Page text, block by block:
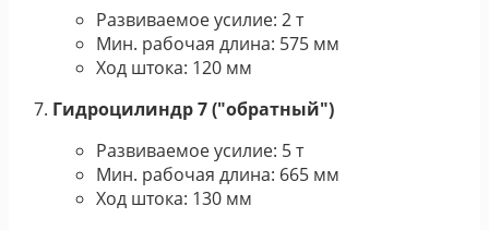
Развиваемое усилие: 2 т
Мин. рабочая длина: 575 мм
Ход штока: 120 мм
Гидроцилиндр 7 ("обратный")
Развиваемое усилие: 5 т
Мин. рабочая длина: 665 мм
Ход штока: 130 мм